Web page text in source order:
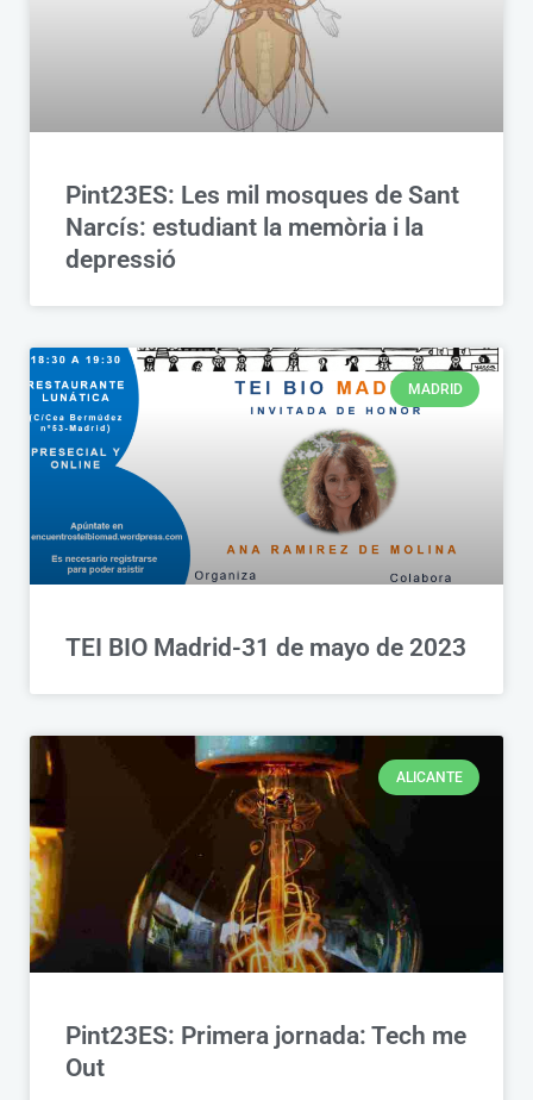
Pint23ES: Les mil mosques de Sant
Narcís: estudiant la memòria i la
depressió
MADRID
TEI BIO Madrid-31 de mayo de 2023
ALICANTE
Pint23ES: Primera jornada: Tech me
Out